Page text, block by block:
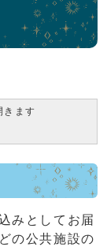
きます
みとしてお届
の公共施設の